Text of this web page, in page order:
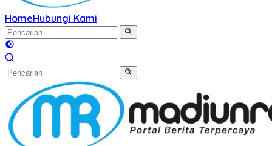
HomeHubungi Kami